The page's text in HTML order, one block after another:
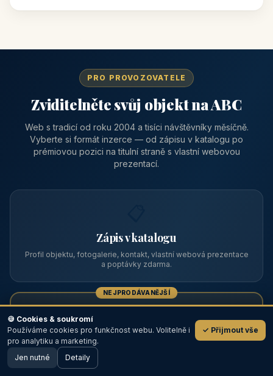
PRO PROVOZOVATELE
Zviditelněte svůj objekt na ABC
Web s tradicí od roku 2004 a tisíci návštěvníky měsíčně.
Vyberte si formát inzerce — od zápisu v katalogu po
prémiovou pozici na titulní straně s vlastní webovou
prezentací.
Zápis v katalogu
Profil objektu, fotogalerie, kontakt, vlastní webová prezentace
a poptávky zdarma.
NEJPRODÁVANĚJŠÍ
Prémiový partner
TOP pozice na titulce, přednost ve výpisech, zlatý odznak a
💬
🖥️ Desktop verze
🍪 Cookies & soukromí
Používáme cookies pro funkčnost webu. Volitelně i
pro analytiku a marketing.
✓ Přijmout vše
Jen nutné Detaily